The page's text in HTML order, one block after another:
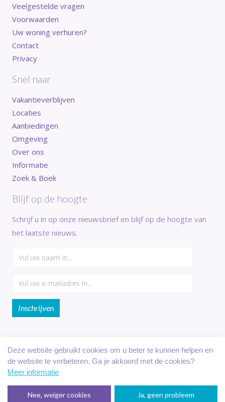
Deze website gebruikt cookies om u beter te kunnen helpen en
de website te verbeteren. Ga je akkoord met de cookies?
Meer informatie
Nee, weiger cookies Ja, geen probleem
Veelgestelde vragen
Voorwaarden
Uw woning verhuren?
Contact
Privacy
Snel naar
Vakantieverblijven
Locaties
Aanbiedingen
Omgeving
Over ons
Informatie
Zoek & Boek
Blijf op de hoogte
Schrijf u in op onze nieuwsbrief en blijf op de hoogte van
het laatste nieuws.
Veilig online betalen met:
Reserveringssysteem verhuur: Recranet